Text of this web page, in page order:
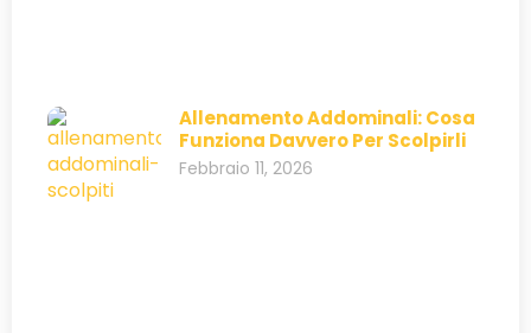
Allenamento Addominali: Cosa
Funziona Davvero Per Scolpirli
Febbraio 11, 2026